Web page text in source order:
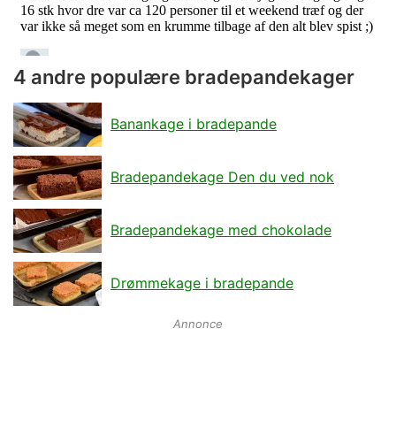
4 andre populære bradepandekager
Banankage i bradepande
Bradepandekage Den du ved nok
Bradepandekage med chokolade
Drømmekage i bradepande
Annonce